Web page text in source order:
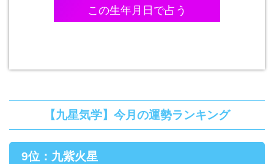
【九星気学】今月の運勢ランキング
9位：九紫火星